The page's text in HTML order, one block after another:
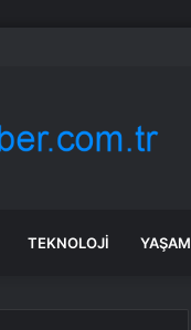
TEKNOLOJI YAŞAM